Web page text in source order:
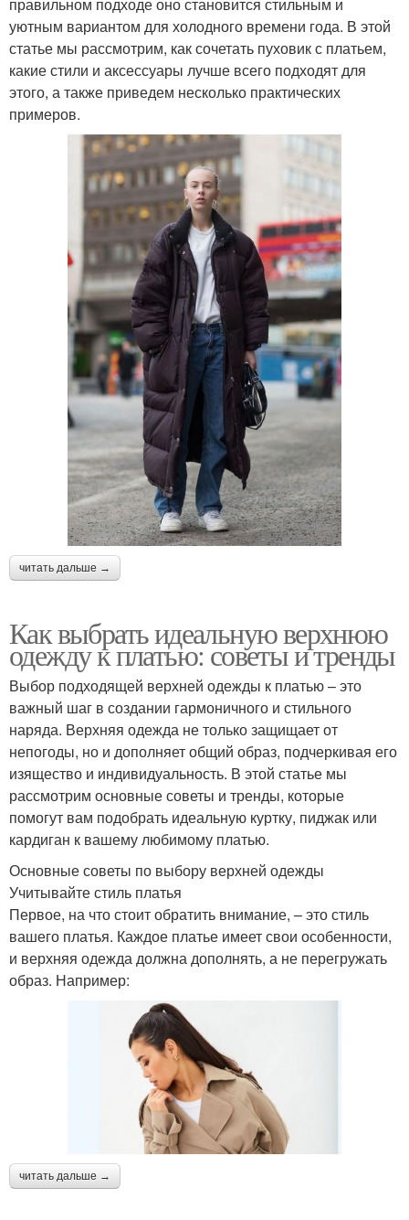
уютным вариантом для холодного времени года. В этой
статье мы рассмотрим, как сочетать пуховик с платьем,
какие стили и аксессуары лучше всего подходят для
этого, а также приведем несколько практических
примеров.
читать дальше →
Как выбрать идеальную верхнюю
одежду к платью: советы и тренды
Выбор подходящей верхней одежды к платью – это
важный шаг в создании гармоничного и стильного
наряда. Верхняя одежда не только защищает от
непогоды, но и дополняет общий образ, подчеркивая его
изящество и индивидуальность. В этой статье мы
рассмотрим основные советы и тренды, которые
помогут вам подобрать идеальную куртку, пиджак или
кардиган к вашему любимому платью.
Основные советы по выбору верхней одежды
Учитывайте стиль платья
Первое, на что стоит обратить внимание, – это стиль
вашего платья. Каждое платье имеет свои особенности,
и верхняя одежда должна дополнять, а не перегружать
образ. Например:
читать дальше →